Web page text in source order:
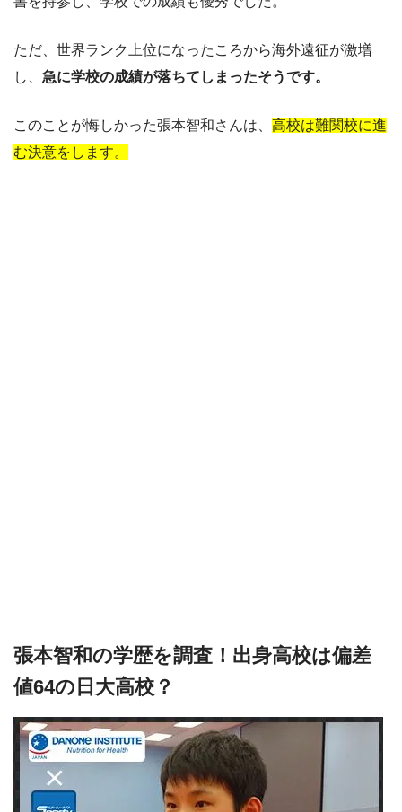
ただ、世界ランク上位になったころから海外遠征が激増
し、 急に学校の成績が落ちてしまったそうです。
このことが悔しかった張本智和さんは、 高校は難関校に進
む決意をします。
張本智和の学歴を調査！出身高校は偏差
値64の日大高校？